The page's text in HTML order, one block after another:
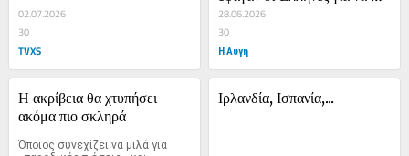
02.07.2026
30
TVXS
επιβιώσουν
28.06.2026
30
Η Αυγή
Η ακρίβεια θα χτυπήσει
ακόμα πιο σκληρά
Όποιος συνεχίζει να μιλά για
Ιρλανδία, Ισπανία,...